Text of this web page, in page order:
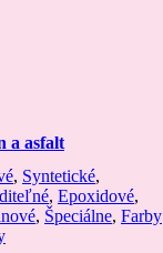
a asfalt
, Syntetické,
, Epoxidové,
, Špeciálne, Farby